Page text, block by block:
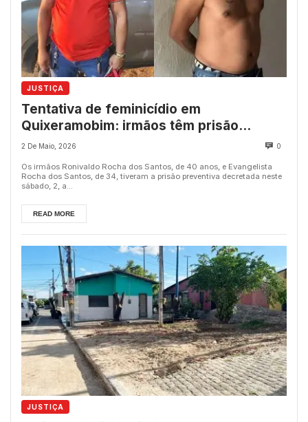
JUSTIÇA
Tentativa de feminicídio em
Quixeramobim: irmãos têm prisão
preventiva decretada
2 De Maio, 2026 0
Os irmãos Ronivaldo Rocha dos Santos, de 40 anos, e Evangelista
Rocha dos Santos, de 34, tiveram a prisão preventiva decretada neste
sábado, 2, a...
READ MORE
JUSTIÇA